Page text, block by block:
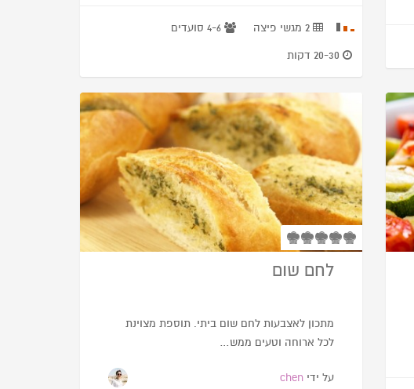
לחם שום
מתכון לאצבעות לחם שום ביתי. תוספת מצוינת
לכל ארוחה וטעים ממש…
על ידי chen